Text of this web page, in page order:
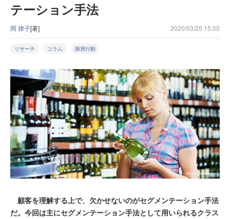
テーション手法
岡 律子[著] 2020/03/25 15:00
リサーチ コラム 購買行動
顧客を理解する上で、欠かせないのがセグメンテーション手法
だ。今回は主にセグメンテーション手法として用いられるクラス